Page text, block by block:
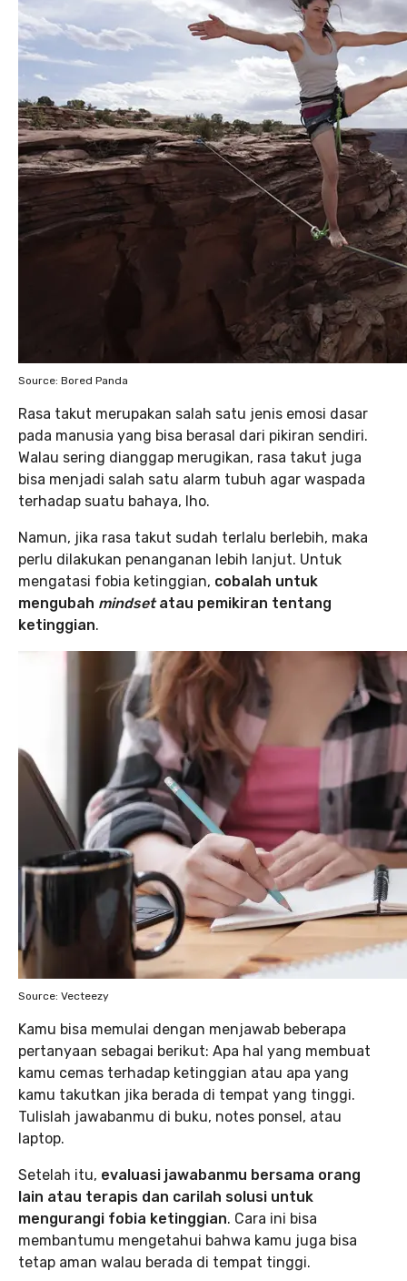
Source: Bored Panda
Rasa takut merupakan salah satu jenis emosi dasar
pada manusia yang bisa berasal dari pikiran sendiri.
Walau sering dianggap merugikan, rasa takut juga
bisa menjadi salah satu alarm tubuh agar waspada
terhadap suatu bahaya, lho.
Namun, jika rasa takut sudah terlalu berlebih, maka
perlu dilakukan penanganan lebih lanjut. Untuk
mengatasi fobia ketinggian, cobalah untuk
mengubah mindsetatau pemikiran tentang
ketinggian.
Source: Vecteezy
Kamu bisa memulai dengan menjawab beberapa
pertanyaan sebagai berikut: Apa hal yang membuat
kamu cemas terhadap ketinggian atau apa yang
kamu takutkan jika berada di tempat yang tinggi.
Tulislah jawabanmu di buku, notes ponsel, atau
laptop.
Setelah itu, evaluasi jawabanmu bersama orang
lain atau terapis dan carilah solusi untuk
mengurangi fobia ketinggian. Cara ini bisa
membantumu mengetahui bahwa kamu juga bisa
tetap aman walau berada di tempat tinggi.